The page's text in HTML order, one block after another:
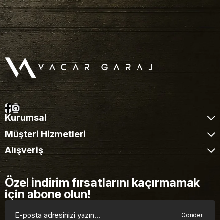
Kurumsal
Müşteri Hizmetleri
Alışveriş
Özel indirim fırsatlarını kaçırmamak
için abone olun!
Gönder